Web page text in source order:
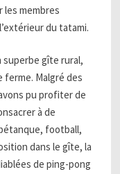
les membres
du tatami.
superbe gîte rural,
ferme. Malgré des
pu profiter de
à de
football,
dans le gîte, la
de ping-pong